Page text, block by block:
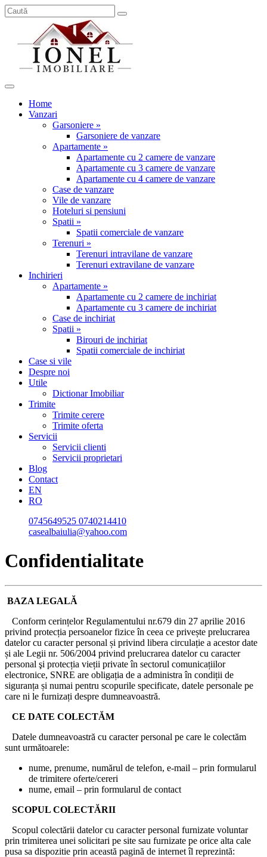
Home
Vanzari
Garsoniere »
Garsoniere de vanzare
Apartamente »
Apartamente cu 2 camere de vanzare
Apartamente cu 3 camere de vanzare
Apartamente cu 4 camere de vanzare
Case de vanzare
Vile de vanzare
Hoteluri si pensiuni
Spatii »
Spatii comerciale de vanzare
Terenuri »
Terenuri intravilane de vanzare
Terenuri extravilane de vanzare
Inchirieri
Apartamente »
Apartamente cu 2 camere de inchiriat
Apartamente cu 3 camere de inchiriat
Case de inchiriat
Spatii »
Birouri de inchiriat
Spatii comerciale de inchiriat
Case si vile
Despre noi
Utile
Dictionar Imobiliar
Trimite
Trimite cerere
Trimite oferta
Servicii
Servicii clienti
Servicii proprietari
Blog
Contact
EN
RO
0745649525 0740214410
casealbaiulia@yahoo.com
Confidentialitate
BAZA LEGALĂ
Conform cerințelor Regulamentului nr.679 din 27 aprilie 2016
privind protecția persoanelor fizice în ceea ce privește prelucrarea
datelor cu caracter personal și privind libera circulație a acestor date
și ale Legii nr. 506/2004 privind prelucrarea datelor cu caracter
personal şi protecția vieții private în sectorul comunicațiilor
electronice, SNRE are obligația de a administra în condiții de
siguranța și numai pentru scopurile specificate, datele personale pe
care ni le furnizați despre dumneavoastră.
CE DATE COLECTĂM
Datele dumneavoastră cu caracter personal pe care le colectăm
sunt următoarele:
nume, prenume, numărul de telefon, e-mail – prin formularul
de trimitere oferte/cereri
nume, email – prin formularul de contact
SCOPUL COLECTĂRII
Scopul colectării datelor cu caracter personal furnizate voluntar
prin trimiterea unei solicitari pe site sau furnizate pe orice alta cale
pusa sa dispozitie prin această pagină de internet îl reprezintă: